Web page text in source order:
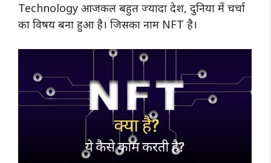
Technology आजकल बहुत ज्यादा देश, दुनिया में चर्चा
का विषय बना हुआ है। जिसका नाम NFT है।